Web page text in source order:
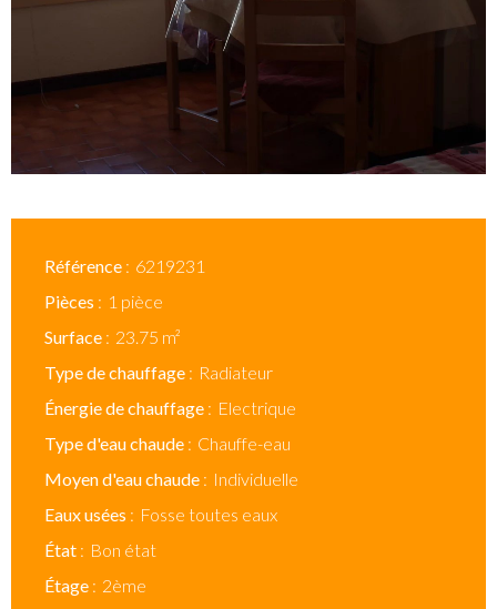
Référence
6219231
Pièces
1 pièce
Surface
23.75 m²
Type de chauffage
Radiateur
Énergie de chauffage
Electrique
Type d'eau chaude
Chauffe-eau
Moyen d'eau chaude
Individuelle
Eaux usées
Fosse toutes eaux
État
Bon état
Étage
2ème